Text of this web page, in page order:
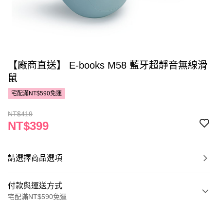
【廠商直送】 E-books M58 藍牙超靜音無線滑
鼠
宅配滿NT$590免運
NT$419
NT$399
請選擇商品選項
付款與運送方式
宅配滿NT$590免運